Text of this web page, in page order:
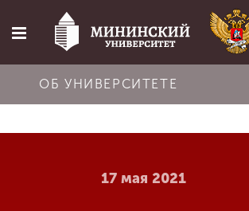
Главная
Об университете
ОБ УНИВЕРСИТЕТЕ
17 мая 2021